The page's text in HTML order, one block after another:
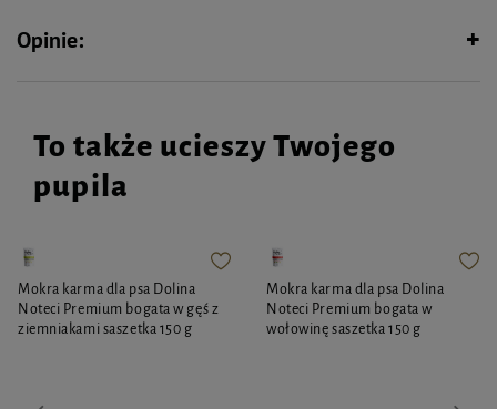
produktów.
Opinie:
To także ucieszy Twojego
pupila
Mokra karma dla psa Dolina
Noteci Premium bogata w gęś z
ziemniakami saszetka 150 g
Mokra karma dla psa Dolina
Noteci Premium bogata w
wołowinę saszetka 150 g